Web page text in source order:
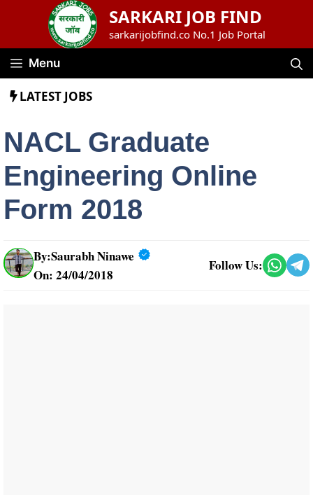
SARKARI JOB FIND
sarkarijobfind.co No.1 Job Portal
Menu
LATEST JOBS
NACL Graduate
Engineering Online
Form 2018
By:Saurabh Ninawe
On: 24/04/2018
Follow Us: